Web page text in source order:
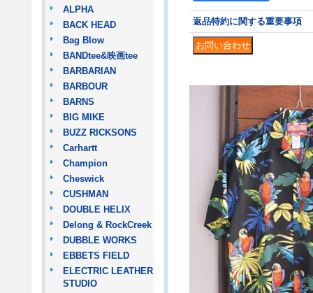
ALPHA
BACK HEAD
Bag Blow
BANDtee&映画tee
BARBARIAN
BARBOUR
BARNS
BIG MIKE
BUZZ RICKSONS
Carhartt
Champion
Cheswick
CUSHMAN
DOUBLE HELIX
Delong & RockCreek
DUBBLE WORKS
EBBETS FIELD
ELECTRIC LEATHER
STUDIO
返品特約に関する重要事項